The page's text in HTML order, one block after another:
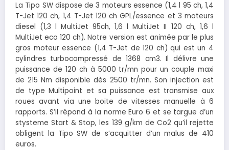
La Tipo SW dispose de 3 moteurs essence (1,4 l 95 ch, 1,4
T-Jet 120 ch, 1,4 T-Jet 120 ch GPL/essence et 3 moteurs
diesel (1,3 l MultiJet 95ch, 1,6 l MultiJet II 120 ch, 1,6 l
MultiJet eco 120 ch). Notre version est animée par le plus
gros moteur essence (1,4 T-Jet de 120 ch) qui est un 4
cylindres turbocompressé de 1368 cm3. Il délivre une
puissance de 120 ch à 5000 tr/mn pour un couple maxi
de 215 Nm disponible dès 2500 tr/mn. Son injection est
de type Multipoint et sa puissance est transmise aux
roues avant via une boite de vitesses manuelle à 6
rapports. S’il répond à la norme Euro 6 et se targue d’un
stysteme Start & Stop, les 139 g/km de Co2 qu’il rejette
obligent la Tipo SW de s’acquitter d’un malus de 410
euros.